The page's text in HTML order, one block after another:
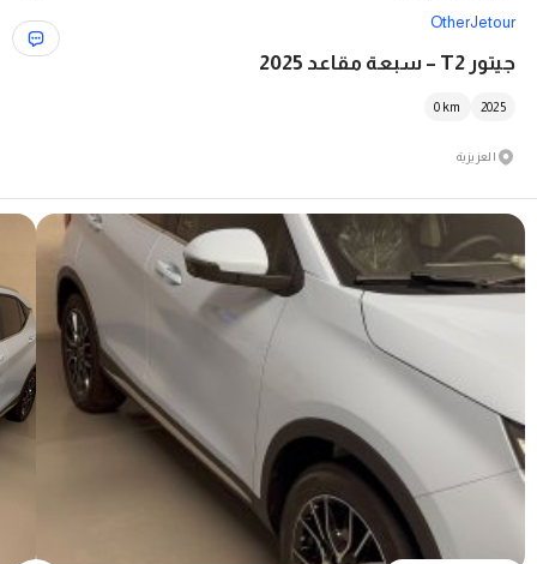
Jetour
Other
جيتور T2 – سبعة مقاعد 2025
2025
0 km
العزيزية